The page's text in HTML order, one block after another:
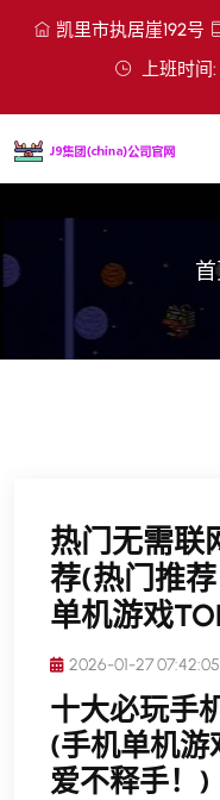
凯里市执居崖192号
上班时间
热门无需联
荐(热门推
单机游戏
2026-01-27 07:42:05
十大必玩手
(手机单机游
爱不释手！)